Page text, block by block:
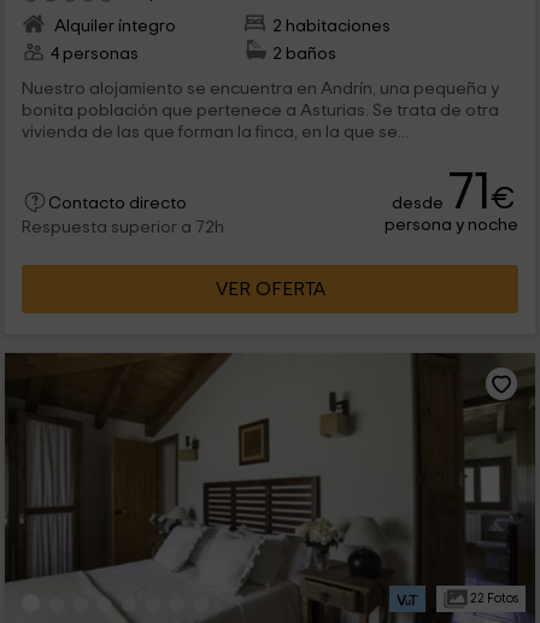
Alquiler íntegro
2 habitaciones
4 personas
2 baños
Nuestro alojamiento se encuentra en Andrín, una pequeña y
bonita población que pertenece a Asturias. Se trata de otra
vivienda de las que forman la finca, en la que se...
Contacto directo
Respuesta superior a 72h
desde 71€
persona y noche
VER OFERTA
22 Fotos